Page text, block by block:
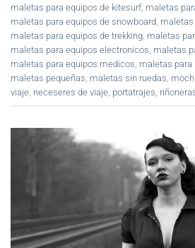
maletas para equipos de kitesurf, maletas
maletas para equipos de snowboard maletas
maletas para equipos de trekking maletas
maletas para equipos electronicos maletas
maletas para equipos medicos maletas
maletas pequeñas maletas sin ruedas
viaje neceseres de viaje portatrajes